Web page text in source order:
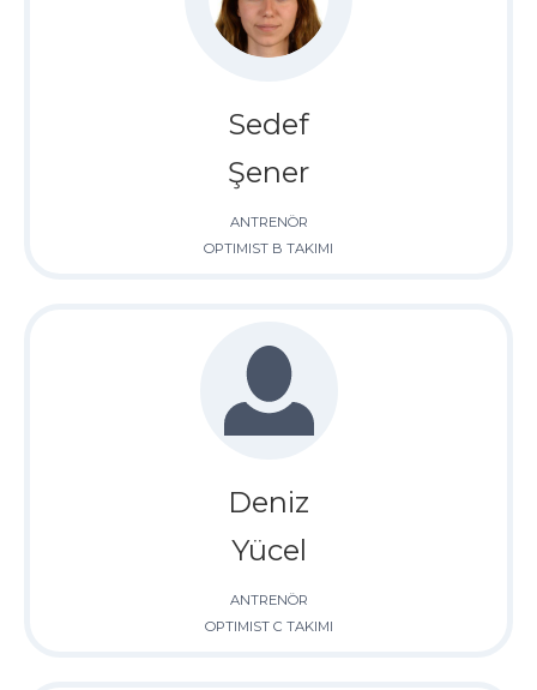
Sedef
Şener
ANTRENÖR
OPTIMIST B TAKIMI
Deniz
Yücel
ANTRENÖR
OPTIMIST C TAKIMI